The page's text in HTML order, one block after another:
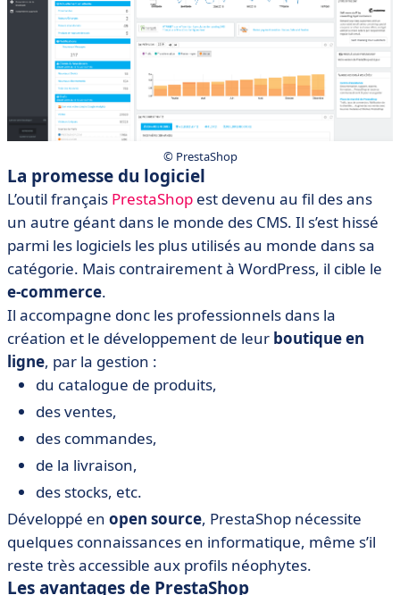
© PrestaShop
La promesse du logiciel
L’outil français PrestaShop est devenu au fil des ans
un autre géant dans le monde des CMS. Il s’est hissé
parmi les logiciels les plus utilisés au monde dans sa
catégorie. Mais contrairement à WordPress, il cible le
e-commerce.
Il accompagne donc les professionnels dans la
création et le développement de leur boutique en
ligne, par la gestion :
du catalogue de produits,
des ventes,
des commandes,
de la livraison,
des stocks, etc.
Développé en open source, PrestaShop nécessite
quelques connaissances en informatique, même s’il
reste très accessible aux profils néophytes.
Les avantages de PrestaShop